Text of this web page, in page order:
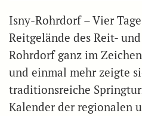
Isny-Rohrdorf – Vier
Reitgelände des Reit-
Rohrdorf ganz im
und einmal mehr zeigte
traditionsreiche
Kalender der regionalen